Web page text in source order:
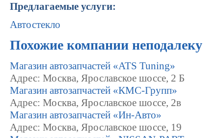
Предлагаемые услуги:
Автостекло
Похожие компании неподалеку
Магазин автозапчастей «ATS Tuning»
Адрес: Москва, Ярославское шоссе, 2 Б
Магазин автозапчастей «КМС-Групп»
Адрес: Москва, Ярославское шоссе, 2в
Магазин автозапчастей «Ин-Авто»
Адрес: Москва, Ярославское шоссе, 19